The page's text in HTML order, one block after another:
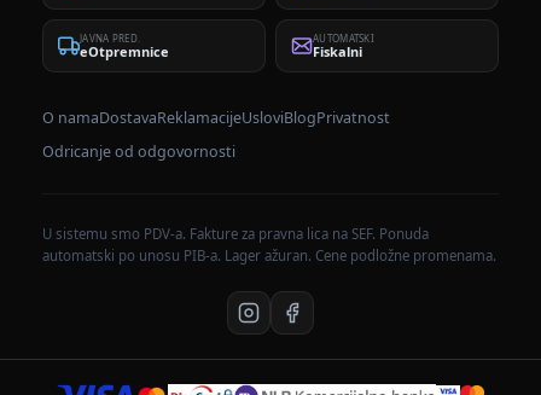
JAVNA PRED.
eOtpremnice
AUTOMATSKI
Fiskalni
O namaDostavaReklamacijeUsloviBlogPrivatnost
Odricanje od odgovornosti
U sistemu smo PDV-a. Fakture za pravna lica na SEF. Ponuda
automatski po unosu PIB-a. Lager ažuran. Cene podložne promenama.